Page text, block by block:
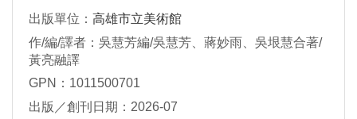
出版單位： 高雄市立美術館
作/編/譯者：吳慧芳編/吳慧芳、蔣妙雨、吳垠慧合著/
黃亮融譯
GPN：1011500701
出版／創刊日期：2026-07